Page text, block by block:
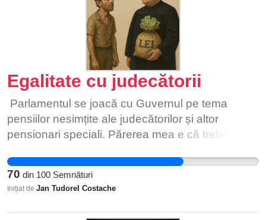
Egalitate cu judecătorii
Parlamentul se joacă cu Guvernul pe tema
pensiilor nesimțite ale judecătorilor și altor
pensionari speciali. Părerea mea e că trebuie
când vor înțelege că "specialii" nu trebuie să mai
existe. Suntem egali în fața Constituției, dar nu în
fața legii. Unii ies la pensie la 48 de ani, alții la 65
70 din 100 Semnături
Inițiat de Jan Tudorel Costache